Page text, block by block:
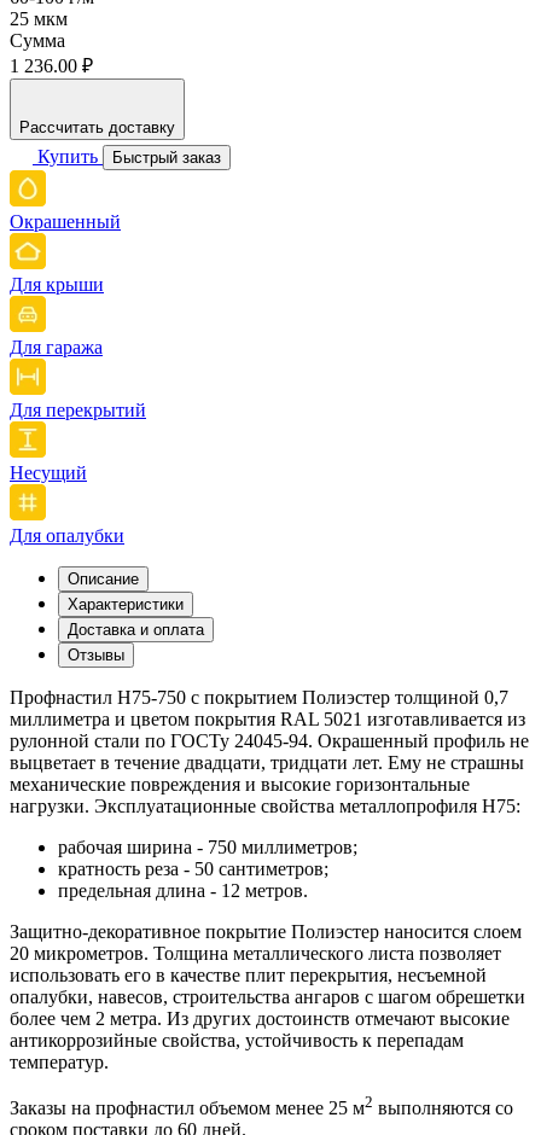
25 мкм
Сумма
1 236.00 ₽
Рассчитать доставку
Купить Быстрый заказ
Окрашенный
Для крыши
Для гаража
Для перекрытий
Несущий
Для опалубки
Описание
Характеристики
Доставка и оплата
Отзывы
Профнастил Н75-750 с покрытием Полиэстер толщиной 0,7
миллиметра и цветом покрытия RAL 5021 изготавливается из
рулонной стали по ГОСТу 24045-94. Окрашенный профиль не
выцветает в течение двадцати, тридцати лет. Ему не страшны
механические повреждения и высокие горизонтальные
нагрузки. Эксплуатационные свойства металлопрофиля Н75:
рабочая ширина - 750 миллиметров;
кратность реза - 50 сантиметров;
предельная длина - 12 метров.
Защитно-декоративное покрытие Полиэстер наносится слоем
20 микрометров. Толщина металлического листа позволяет
использовать его в качестве плит перекрытия, несъемной
опалубки, навесов, строительства ангаров с шагом обрешетки
более чем 2 метра. Из других достоинств отмечают высокие
антикоррозийные свойства, устойчивость к перепадам
температур.
Заказы на профнастил объемом менее 25 м2 выполняются со
сроком поставки до 60 дней.